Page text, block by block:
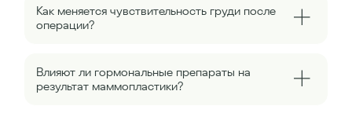
Как меняется чувствительность груди после
операции?
Влияют ли гормональные препараты на
результат маммопластики?